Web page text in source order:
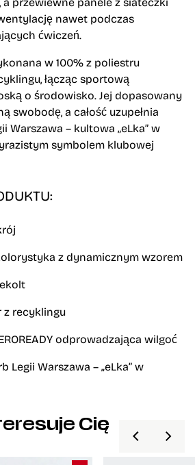
nawet podczas
ćwiczeń.
w 100% z poliestru
łącząc sportową
o środowisko. Jej dopasowany
swobodę, a całość uzupełnia
Warszawa – kultowa „eLka” w
symbolem klubowej
z dynamicznym wzorem
z recyklingu
odprowadzająca wilgoć
Legii Warszawa – „eLka” w
Cię